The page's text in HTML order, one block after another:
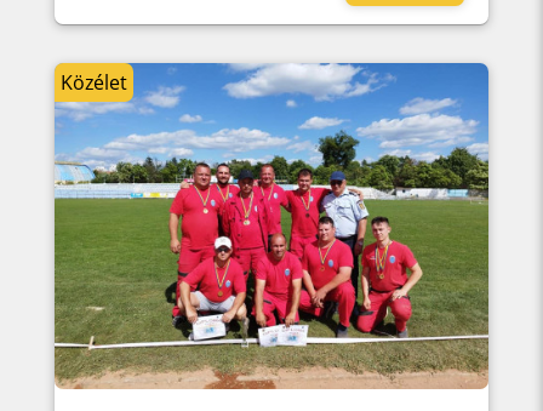
Közélet